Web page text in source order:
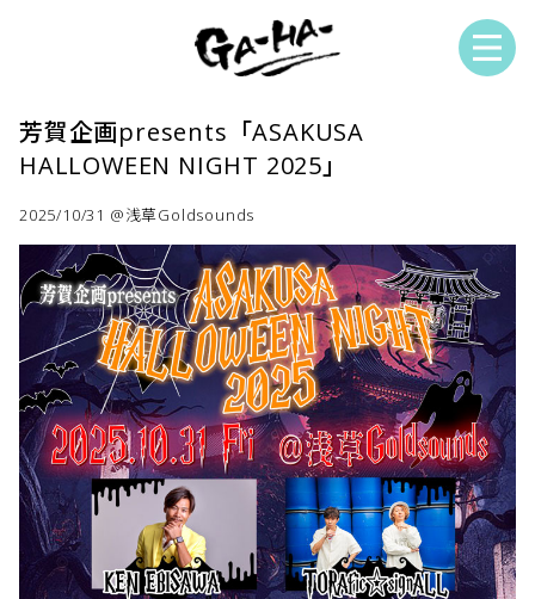
芳賀企画presents「ASAKUSA
HALLOWEEN NIGHT 2025」
2025/10/31 @浅草Goldsounds